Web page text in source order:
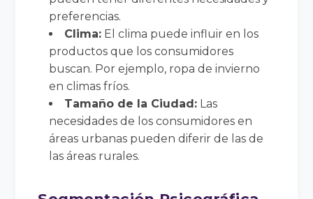
preferencias.
Clima: El clima puede influir en los
productos que los consumidores
buscan. Por ejemplo, ropa de invierno
en climas fríos.
Tamaño de la Ciudad: Las
necesidades de los consumidores en
áreas urbanas pueden diferir de las de
las áreas rurales.